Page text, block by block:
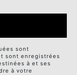
sont
sont enregistrées
à et ses
à votre